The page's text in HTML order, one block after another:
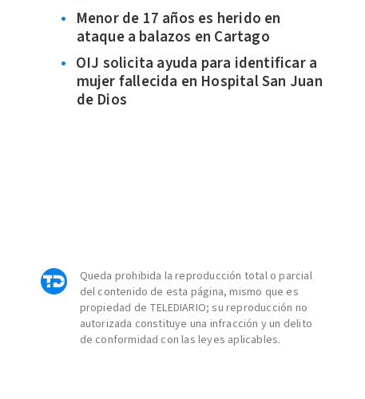
Menor de 17 años es herido en
ataque a balazos en Cartago
OIJ solicita ayuda para identificar a
mujer fallecida en Hospital San Juan
de Dios
Queda prohibida la reproducción total o parcial
del contenido de esta página, mismo que es
propiedad de TELEDIARIO; su reproducción no
autorizada constituye una infracción y un delito
de conformidad con las leyes aplicables.